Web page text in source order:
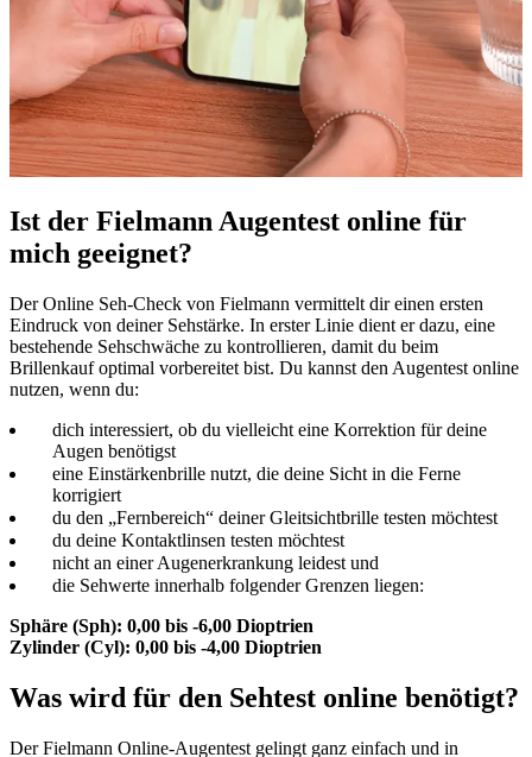
Ist der Fielmann Augentest online für
mich geeignet?
Der Online Seh-Check von Fielmann vermittelt dir einen ersten
Eindruck von deiner Sehstärke. In erster Linie dient er dazu, eine
bestehende Sehschwäche zu kontrollieren, damit du beim
Brillenkauf optimal vorbereitet bist. Du kannst den Augentest online
nutzen, wenn du:
dich interessiert, ob du vielleicht eine Korrektion für deine
Augen benötigst
eine Einstärkenbrille nutzt, die deine Sicht in die Ferne
korrigiert
du den „Fernbereich“ deiner Gleitsichtbrille testen möchtest
du deine Kontaktlinsen testen möchtest
nicht an einer Augenerkrankung leidest und
die Sehwerte innerhalb folgender Grenzen liegen:
Sphäre (Sph): 0,00 bis -6,00 Dioptrien
Zylinder (Cyl): 0,00 bis -4,00 Dioptrien
Was wird für den Sehtest online benötigt?
Der Fielmann Online-Augentest gelingt ganz einfach und in